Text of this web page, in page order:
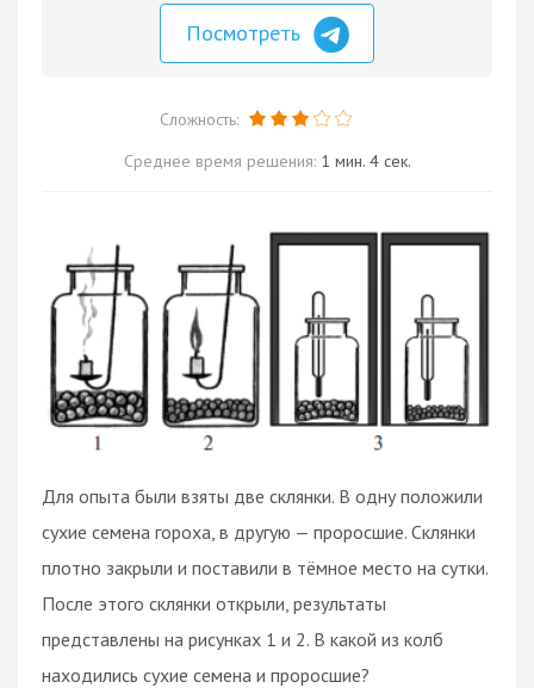
Посмотреть
Сложность:
Среднее время решения: 1 мин. 4 сек.
Для опыта были взяты две склянки. В одну положили
сухие семена гороха, в другую — проросшие. Склянки
плотно закрыли и поставили в тёмное место на сутки.
После этого склянки открыли, результаты
представлены на рисунках 1 и 2. В какой из колб
находились сухие семена и проросшие?